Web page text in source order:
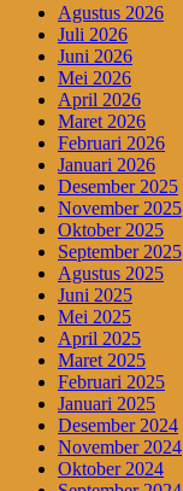
Agustus 2026
Juli 2026
Juni 2026
Mei 2026
April 2026
Maret 2026
Februari 2026
Januari 2026
Desember 2025
November 2025
Oktober 2025
September 2025
Agustus 2025
Juni 2025
Mei 2025
April 2025
Maret 2025
Februari 2025
Januari 2025
Desember 2024
November 2024
Oktober 2024